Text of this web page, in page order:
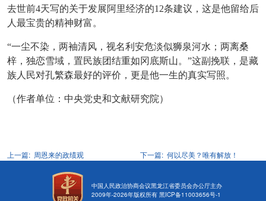
去世前4天写的关于发展阿里经济的12条建议，这是他留给后
人最宝贵的精神财富。
“一尘不染，两袖清风，视名利安危淡似狮泉河水；两离桑
梓，独恋雪域，置民族团结重如冈底斯山。”这副挽联，是藏
族人民对孔繁森最好的评价，更是他一生的真实写照。
（作者单位：中央党史和文献研究院）
上一篇: 周恩来的政绩观 下一篇: 何以尽美？唯有解放！
中国人民政治协商会议黑龙江省委员会办公厅主办
2009年-2026年版权所有 黑ICP备11003656号-1